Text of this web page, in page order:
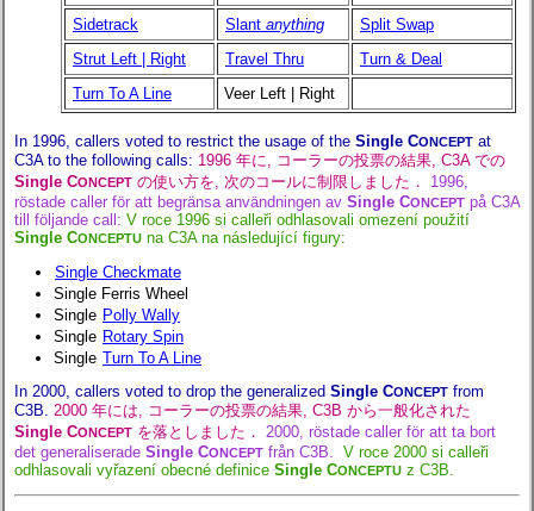
Sidetrack Slant anything
Split Swap
Strut Left | Right
Travel Thru
Turn & Deal
Turn To A Line
Veer Left | Right
In 1996, callers voted to restrict the usage of the Single CONCEPT at
C3A to the following calls: 1996 年に, コーラーの投票の結果, C3A での
Single CONCEPT の使い方を, 次のコールに制限しました．
1996,
röstade caller för att begränsa användningen av Single CONCEPT på C3A
till följande call: V roce 1996 si calleři odhlasovali omezení použití
Single CONCEPTU na C3A na následující figury:
Single Checkmate
Single Ferris Wheel
Single Polly Wally
Single Rotary Spin
Single Turn To A Line
In 2000, callers voted to drop the generalized Single CONCEPT from
C3B.
2000 年には, コーラーの投票の結果, C3B から一般化された
Single CONCEPT を落としました．
2000, röstade caller för att ta bort
det generaliserade Single CONCEPT från C3B.
V roce 2000 si calleři
odhlasovali vyřazení obecné definice Single CONCEPTU z C3B.